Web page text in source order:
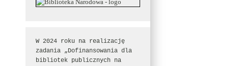
W 2024 roku na realizację
zadania „Dofinansowania dla
bibliotek publicznych na